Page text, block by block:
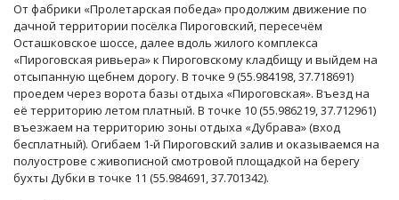
От фабрики «Пролетарская победа» продолжим движение по
дачной территории посёлка Пироговский, пересечём
Осташковское шоссе, далее вдоль жилого комплекса
«Пироговская ривьера» к Пироговскому кладбищу и выйдем на
отсыпанную щебнем дорогу. В точке 9 (55.984198, 37.718691)
проедем через ворота базы отдыха «Пироговская». Въезд на
её территорию летом платный. В точке 10 (55.986219, 37.712961)
въезжаем на территорию зоны отдыха «Дубрава» (вход
бесплатный). Огибаем 1-й Пироговский залив и оказываемся на
полуострове с живописной смотровой площадкой на берегу
бухты Дубки в точке 11 (55.984691, 37.701342).